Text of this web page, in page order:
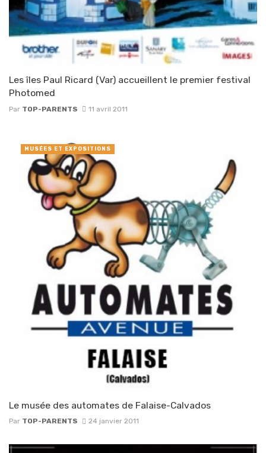
Les îles Paul Ricard (Var) accueillent le premier festival
Photomed
Par TOP-PARENTS 11 avril 2011
Le musée des automates de Falaise-Calvados
Par TOP-PARENTS 24 janvier 2011
MUSÉES ET EXPOSITIONS